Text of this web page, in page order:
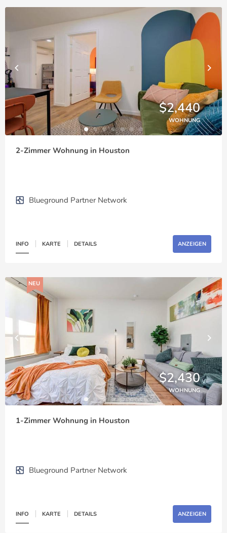
$2,440
WOHNUNG
2-Zimmer Wohnung in Houston
Blueground Partner Network
INFO KARTE DETAILS ANZEIGEN
NEU
$2,430
WOHNUNG
1-Zimmer Wohnung in Houston
Blueground Partner Network
INFO KARTE DETAILS ANZEIGEN